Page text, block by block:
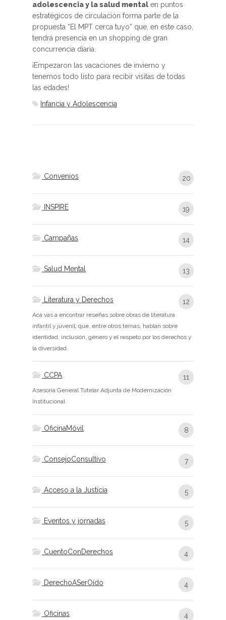
adolescencia y la salud mental en puntos
estratégicos de circulación forma parte de la
propuesta “El MPT cerca tuyo” que, en este caso,
tendrá presencia en un shopping de gran
concurrencia diaria.
¡Empezaron las vacaciones de invierno y
tenemos todo listo para recibir visitas de todas
las edades!
Infancia y Adolescencia
Convenios 20
INSPIRE 19
Campañas 14
Salud Mental 13
Literatura y Derechos 12
Acá vas a encontrar reseñas sobre obras de literatura
infantil y juvenil, que, entre otros temas, hablan sobre
identidad, inclusión, género y el respeto por los derechos y
la diversidad.
CCPA 11
Asesoría General Tutelar Adjunta de Modernización
Institucional
OficinaMóvil 8
ConsejoConsultivo 7
Acceso a la Justicia 5
Eventos y jornadas 5
CuentoConDerechos 4
DerechoASerOído 4
Oficinas 4